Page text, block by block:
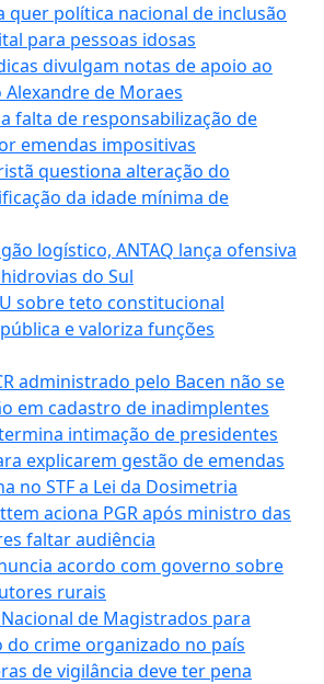
quer política nacional de inclusão
para pessoas idosas
divulgam notas de apoio ao
Alexandre de Moraes
falta de responsabilização de
emendas impositivas
questiona alteração do
da idade mínima de
logístico, ANTAQ lança ofensiva
do Sul
sobre teto constitucional
e valoriza funções
administrado pelo Bacen não se
em cadastro de inadimplentes
intimação de presidentes
explicarem gestão de emendas
no STF a Lei da Dosimetria
aciona PGR após ministro das
faltar audiência
acordo com governo sobre
rurais
de Magistrados para
crime organizado no país
de vigilância deve ter pena